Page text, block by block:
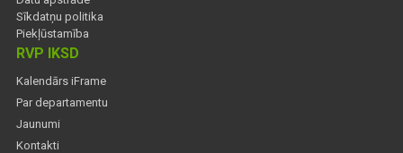
Sīkdatņu politika
Piekļūstamība
RVP IKSD
Kalendārs iFrame
Par departamentu
Jaunumi
Kontakti